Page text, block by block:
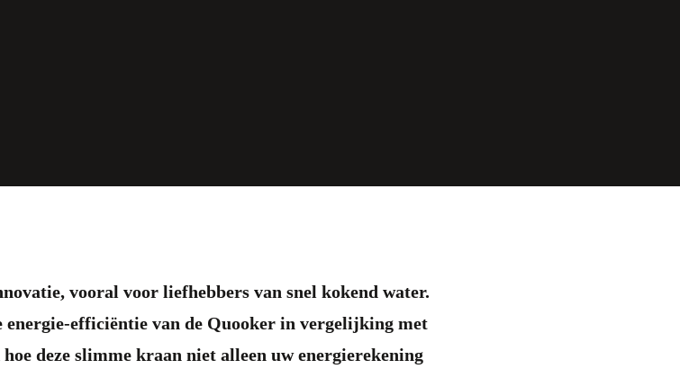
vooral voor liefhebbers van snel kokend water.
energie-efficiëntie van de Quooker in vergelijking met
deze slimme kraan niet alleen uw energierekening